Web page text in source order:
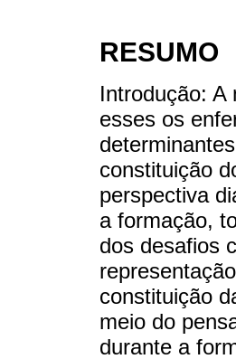
RESUMO
Introdução: A
esses os
constituição
perspectiva
a formação,
dos desafios
constituição
meio do
durante a